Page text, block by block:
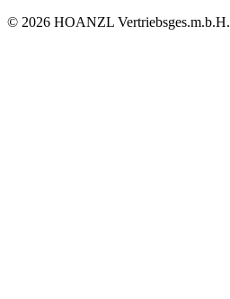
© 2026 HOANZL Vertriebsges.m.b.H.